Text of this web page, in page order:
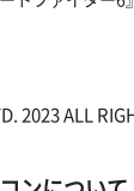
2023 ALL